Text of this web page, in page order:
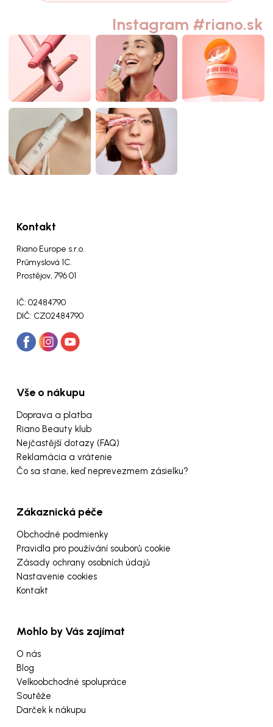
Instagram #riano.sk
Kontakt
Riano Europe s.r.o.
Průmyslová 1C.
Prostějov, 796 01
IČ: 02484790
DIČ: CZ02484790
Vše o nákupu
Doprava a platba
Riano Beauty klub
Nejčastější dotazy (FAQ)
Reklamácia a vrátenie
Čo sa stane, keď neprevezmem zásielku?
Zákaznická péče
Obchodné podmienky
Pravidla pro používání souborů cookie
Zásady ochrany osobních údajů
Nastavenie cookies
Kontakt
Mohlo by Vás zajímat
O nás
Blog
Velkoobchodné spolupráce
Soutěže
Darček k nákupu